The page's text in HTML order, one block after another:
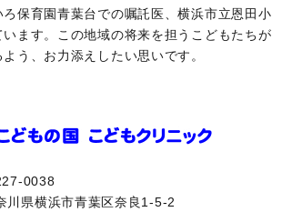
保育園青葉台での嘱託医、横浜市立恩田小
ます。この地域の将来を担うこどもたちが
う、お力添えしたい思いです。
0038
川県横浜市青葉区奈良1-5-2